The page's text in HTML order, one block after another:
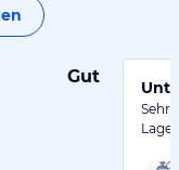
Gut
Sehr
Lage